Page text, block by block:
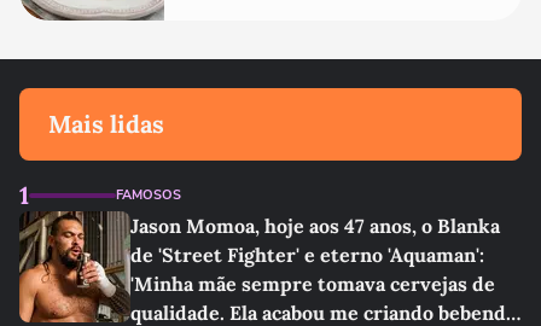
Mais lidas
1 FAMOSOS
Jason Momoa, hoje aos 47 anos, o Blanka
de 'Street Fighter' e eterno 'Aquaman':
'Minha mãe sempre tomava cervejas de
qualidade. Ela acabou me criando bebendo